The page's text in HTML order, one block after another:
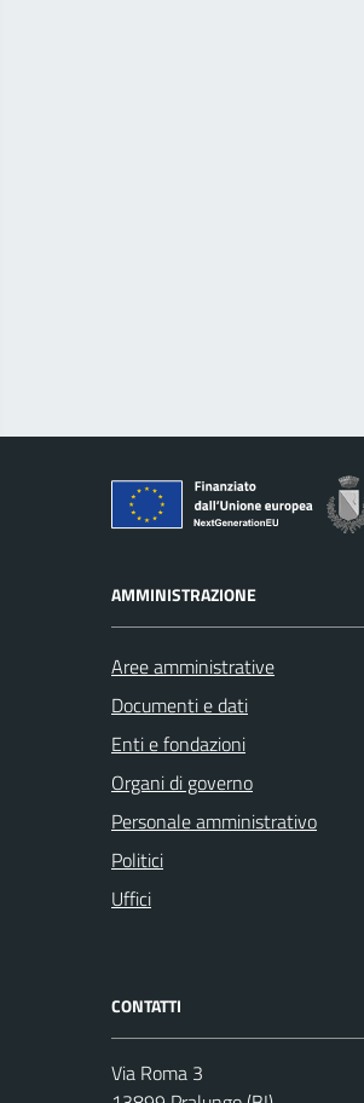
AMMINISTRAZIONE
Aree amministrative
Documenti e dati
Enti e fondazioni
Organi di governo
Personale amministrativo
Politici
Uffici
CONTATTI
Via Roma 3